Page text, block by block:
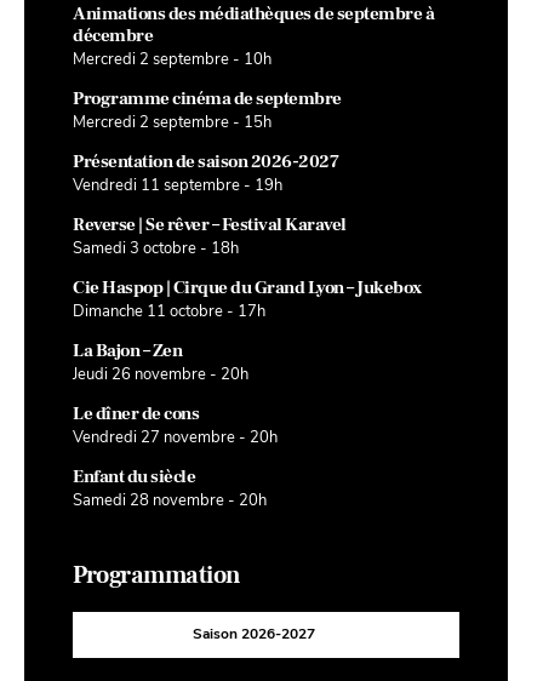
Animations des médiathèques de septembre à
décembre
Mercredi 2 septembre - 10h
Programme cinéma de septembre
Mercredi 2 septembre - 15h
Présentation de saison 2026-2027
Vendredi 11 septembre - 19h
Reverse | Se rêver – Festival Karavel
Samedi 3 octobre - 18h
Cie Haspop | Cirque du Grand Lyon – Jukebox
Dimanche 11 octobre - 17h
La Bajon – Zen
Jeudi 26 novembre - 20h
Le dîner de cons
Vendredi 27 novembre - 20h
Enfant du siècle
Samedi 28 novembre - 20h
Programmation
Saison 2026-2027